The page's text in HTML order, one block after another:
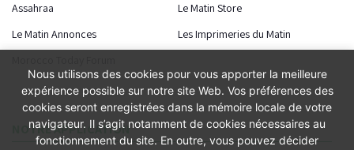
Assahraa
Le Matin Store
Le Matin Annonces
Les Imprimeries du Matin
NOTRE APPLICATION
Nous utilisons des cookies pour vous apporter la meilleure
expérience possible sur notre site Web. Vos préférences des
cookies seront enregistrées dans la mémoire locale de votre
navigateur. Il s’agit notamment de cookies nécessaires au
fonctionnement du site. En outre, vous pouvez décider